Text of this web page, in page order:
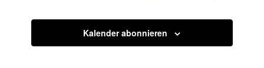
Kalender abonnieren